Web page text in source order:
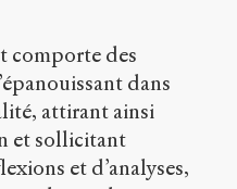
comporte des
dans
attirant ainsi
et sollicitant
et d’analyses,